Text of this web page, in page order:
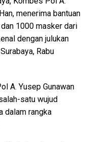
menerima bantuan
1000 masker dari
dengan julukan
Rabu
A. Yusep Gunawan
satu wujud
dalam rangka